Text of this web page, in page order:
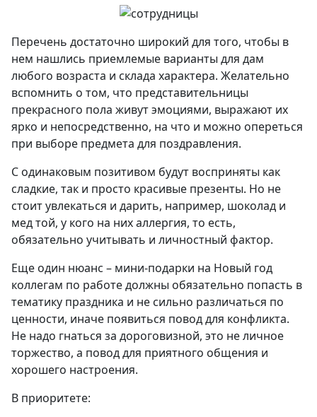
Перечень достаточно широкий для того, чтобы в
нем нашлись приемлемые варианты для дам
любого возраста и склада характера. Желательно
вспомнить о том, что представительницы
прекрасного пола живут эмоциями, выражают их
ярко и непосредственно, на что и можно опереться
при выборе предмета для поздравления.
С одинаковым позитивом будут восприняты как
сладкие, так и просто красивые презенты. Но не
стоит увлекаться и дарить, например, шоколад и
мед той, у кого на них аллергия, то есть,
обязательно учитывать и личностный фактор.
Еще один нюанс – мини-подарки на Новый год
коллегам по работе должны обязательно попасть в
тематику праздника и не сильно различаться по
ценности, иначе появиться повод для конфликта.
Не надо гнаться за дороговизной, это не личное
торжество, а повод для приятного общения и
хорошего настроения.
В приоритете: